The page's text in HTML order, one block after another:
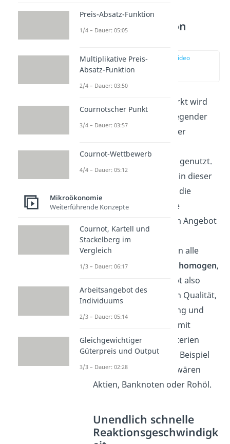
Homogenität von
zur Stelle im Video
Der vollkommene Markt wird
zur Erklärung grundlegender
Zusammenhänge in der
Volkswirtschaftslehre genutzt.
Die Preisbildung wird in dieser
Marktform nur durch die
gesamtwirtschaftliche
Nachfrage nach einem Angebot
bestimmt. Um das zu
gewährleisten, müssen alle
Güter in einem Markt homogen,
also gleich sein. Es gibt also
weder Unterschiede in Qualität,
Optik, oder Verpackung und
Konsumenten sind somit
hinsichtlich dieser Kriterien
indifferent. Ein reales Beispiel
für homogene Güter wären
Aktien, Banknoten oder Rohöl.
Unendlich schnelle
Reaktionsgeschwindigk
Preis-Absatz-Funktion
1/4 – Dauer: 05:05
Multiplikative Preis-
Absatz-Funktion
2/4 – Dauer: 03:50
Cournotscher Punkt
3/4 – Dauer: 03:57
Cournot-Wettbewerb
4/4 – Dauer: 05:12
Mikroökonomie
Weiterführende Konzepte
Cournot, Kartell und
Stackelberg im
Vergleich
1/3 – Dauer: 06:17
Arbeitsangebot des
Individuums
2/3 – Dauer: 05:14
Gleichgewichtiger
Güterpreis und Output
3/3 – Dauer: 02:28